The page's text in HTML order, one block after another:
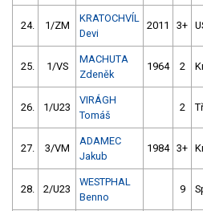
24. 1/ZM
KRATOCHVÍL
Devi
2011 3+
25. 1/VS
MACHUTA
Zdeněk
1964 2
26. 1/U23
VIRÁGH
Tomáš
2
27. 3/VM
ADAMEC
Jakub
1984 3+
28. 2/U23
WESTPHAL
Benno
9